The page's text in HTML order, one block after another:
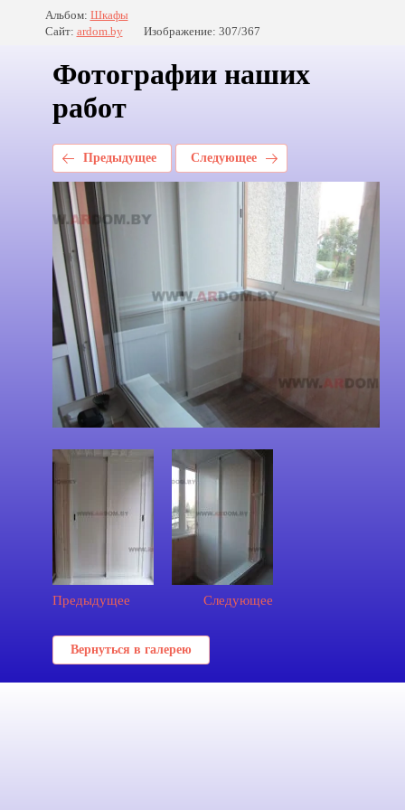
Альбом: Шкафы
Сайт: ardom.by Изображение: 307/367
Фотографии наших
работ
Предыдущее Следующее
Предыдущее Следующее
Вернуться в галерею